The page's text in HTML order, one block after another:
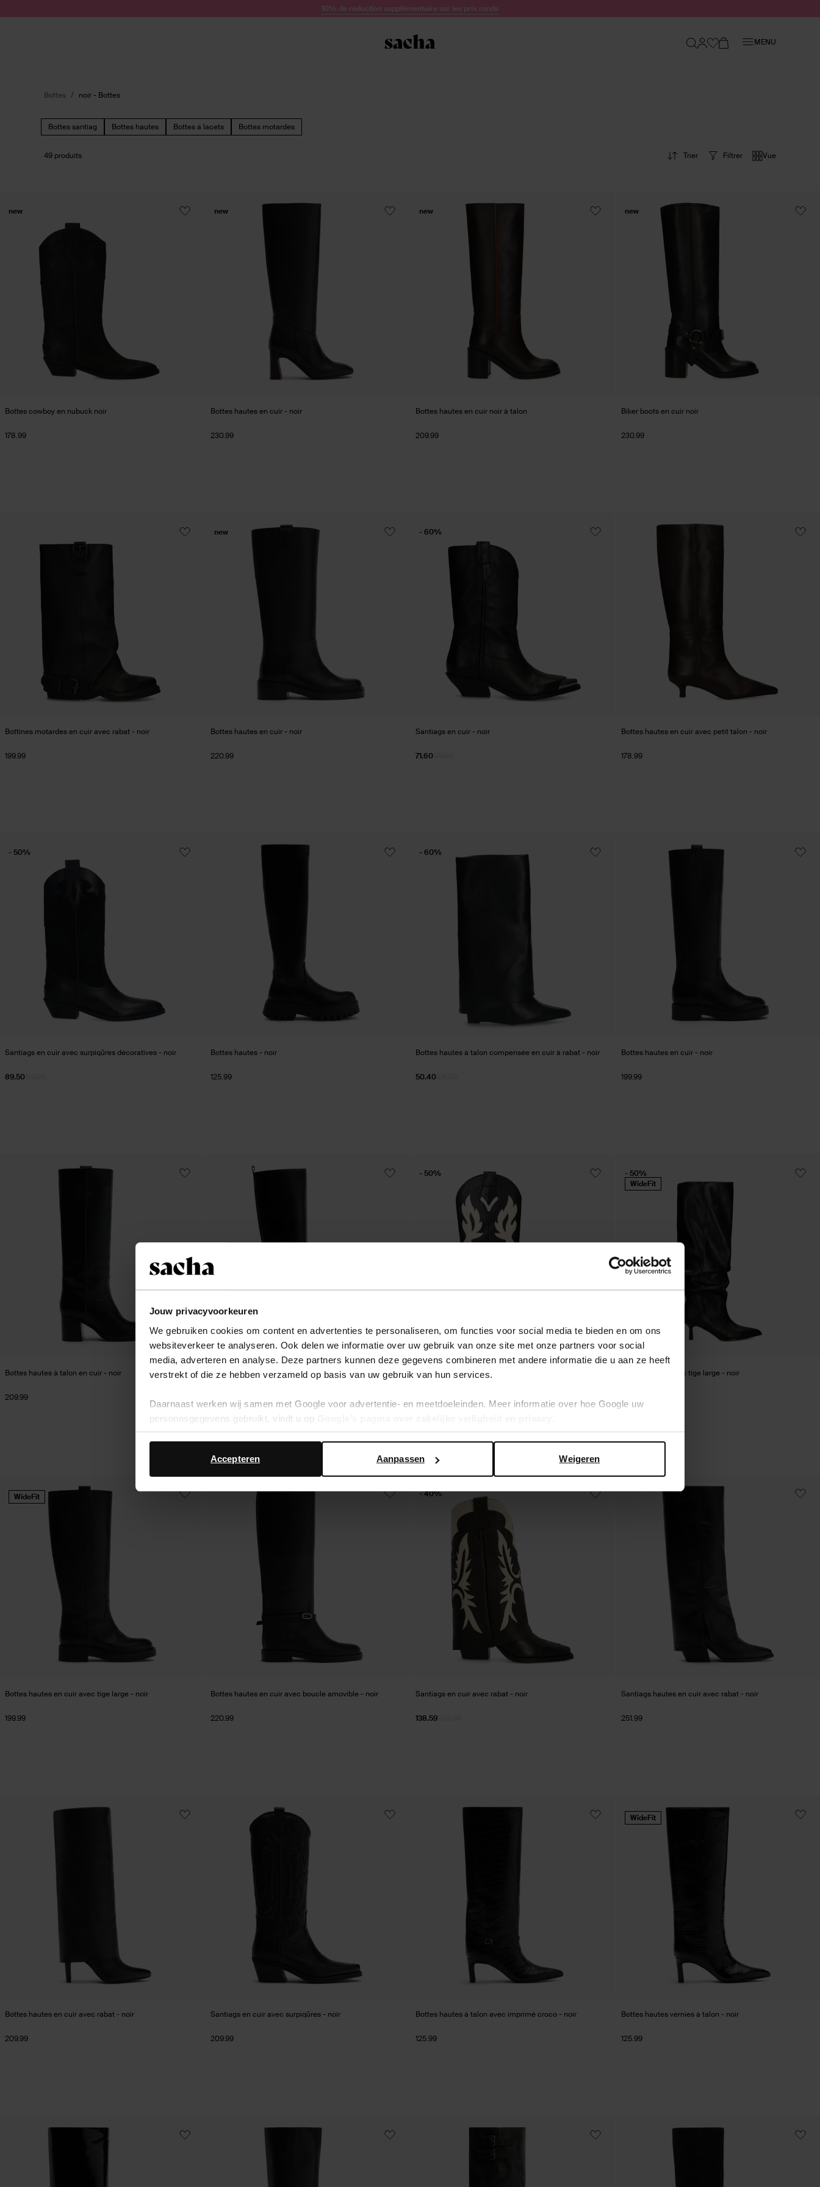
Jouw privacyvoorkeuren
We gebruiken cookies om content en advertenties te personaliseren, om functies voor social media te bieden en om ons
websiteverkeer te analyseren. Ook delen we informatie over uw gebruik van onze site met onze partners voor social
media, adverteren en analyse. Deze partners kunnen deze gegevens combineren met andere informatie die u aan ze heeft
verstrekt of die ze hebben verzameld op basis van uw gebruik van hun services.
Daarnaast werken wij samen met Google voor advertentie- en meetdoeleinden. Meer informatie over hoe Google uw
persoonsgegevens gebruikt, vindt u op
Weigeren
Aanpassen
Accepteren
10% de réduction supplémentaire sur les prix ronds
MENU
Bottes noir - Bottes
Bottes santiag Bottes hautes Bottes à lacets Bottes motardes
Filtrer Vue
49 produits Trier
Bottes cowboy en nubuck noir
178.99
new
Bottes hautes en cuir - noir
230.99
new
Bottes hautes en cuir noir à talon
209.99
new
Biker boots en cuir noir
230.99
new
Bottines motardes en cuir avec rabat - noir
199.99
Bottes hautes en cuir - noir
220.99
new
Santiags en cuir - noir
71.60
- 60%
Bottes hautes en cuir avec petit talon - noir
178.99
Santiags en cuir avec surpiqûres décoratives - noir
89.50
- 50%
Bottes hautes - noir
125.99
Bottes hautes à talon compensée en cuir à rabat - noir
50.40
- 60%
Bottes hautes en cuir - noir
199.99
Bottes hautes à talon en cuir - noir
209.99
Bottes hautes en cuir - noir Santiags en cuir avec surpiqûres décoratives - noir
- 50%
Bottes hautes avec tige large - noir
- 50%
WideFit
Bottes hautes en cuir avec tige large - noir
199.99
WideFit
Bottes hautes en cuir avec boucle amovible - noir
220.99
Santiags en cuir avec rabat - noir
138.59
- 40%
Santiags hautes en cuir avec rabat - noir
251.99
Bottes hautes en cuir avec rabat - noir
209.99
Santiags en cuir avec surpiqûres - noir
209.99
Bottes hautes à talon avec imprimé croco - noir
125.99
Bottes hautes vernies à talon - noir
125.99
WideFit